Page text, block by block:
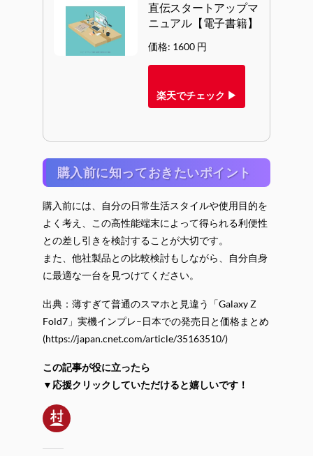
直伝スタートアップマ
ニュアル【電子書籍】
価格: 1600 円
楽天でチェック ▶
購入前に知っておきたいポイント
購入前には、自分の日常生活スタイルや使用目的を
よく考え、この高性能端末によって得られる利便性
との差し引きを検討することが大切です。
また、他社製品との比較検討もしながら、自分自身
に最適な一台を見つけてください。
出典：薄すぎて普通のスマホと見違う「Galaxy Z
Fold7」実機インプレ–日本での発売日と価格まとめ
(https://japan.cnet.com/article/35163510/)
この記事が役に立ったら
▼応援クリックしていただけると嬉しいです！